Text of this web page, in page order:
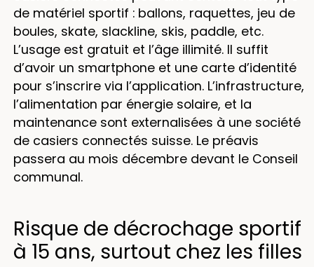
de matériel sportif : ballons, raquettes, jeu de
boules, skate, slackline, skis, paddle, etc.
L’usage est gratuit et l’âge illimité. Il suffit
d’avoir un smartphone et une carte d’identité
pour s’inscrire via l’application. L’infrastructure,
l’alimentation par énergie solaire, et la
maintenance sont externalisées à une société
de casiers connectés suisse. Le préavis
passera au mois décembre devant le Conseil
communal.
Risque de décrochage sportif
à 15 ans, surtout chez les filles